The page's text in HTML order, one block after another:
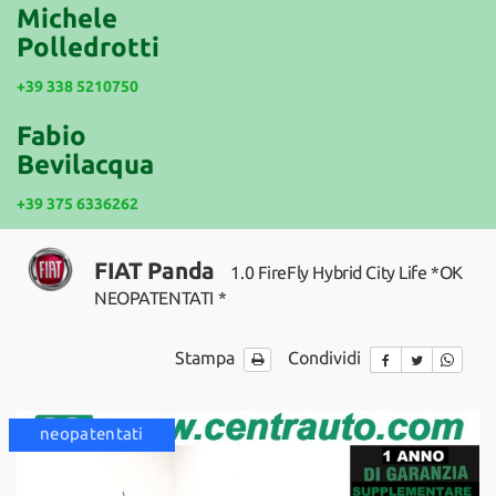
NEWS
Michele
Polledrotti
+39 338 5210750
Fabio
Bevilacqua
+39 375 6336262
FIAT Panda
1.0 FireFly Hybrid City Life *OK
NEOPATENTATI *
Stampa Condividi
disponibile neopatentati
tracciamento
che
adottiamo
offrire
funzionalità
e
le
attività
di
seguito
descritte.
sul